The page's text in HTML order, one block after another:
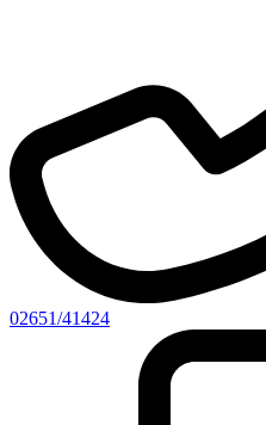
02651/41424